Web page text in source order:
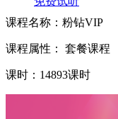
课程名称：粉钻VIP
课程属性： 套餐课程
课时：14893课时